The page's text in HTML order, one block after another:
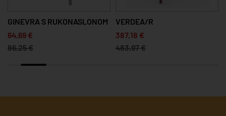
GINEVRA S RUKONASLONOM
64,69 €
86,25 €
VERDEA/R
387,18 €
483,97 €